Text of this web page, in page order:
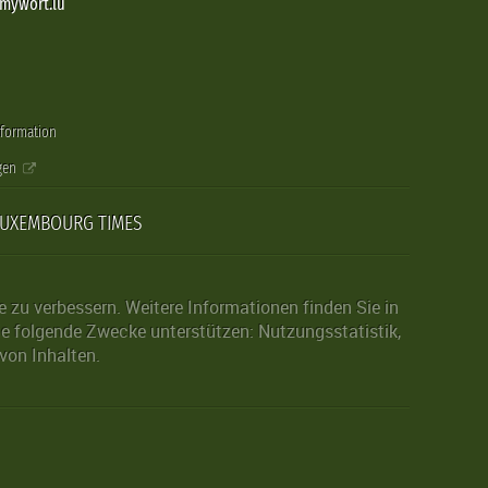
TIMES
verbessern. Weitere Informationen finden Sie in
folgende Zwecke unterstützen: Nutzungsstatistik,
Inhalten.